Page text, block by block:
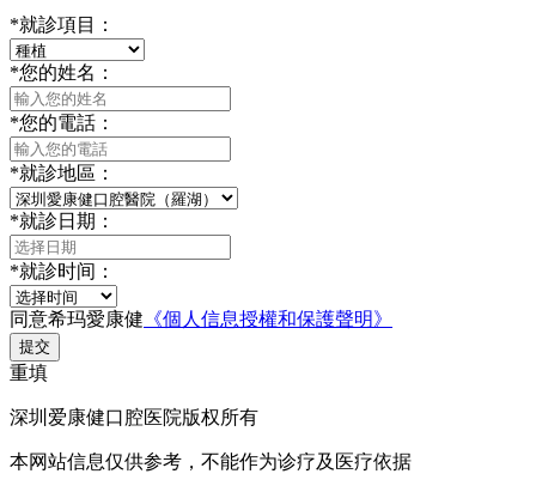
*就診項目：
*您的姓名：
*您的電話：
*就診地區：
*就診日期：
*就診时间：
同意希玛愛康健 《個人信息授權和保護聲明》
提交
重填
深圳爱康健口腔医院版权所有
本网站信息仅供参考，不能作为诊疗及医疗依据